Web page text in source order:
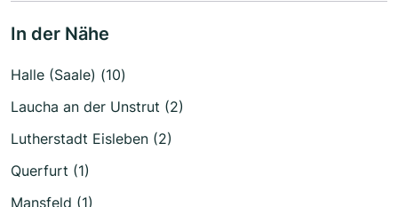
In der Nähe
Halle (Saale) (10)
Laucha an der Unstrut (2)
Lutherstadt Eisleben (2)
Querfurt (1)
Mansfeld (1)